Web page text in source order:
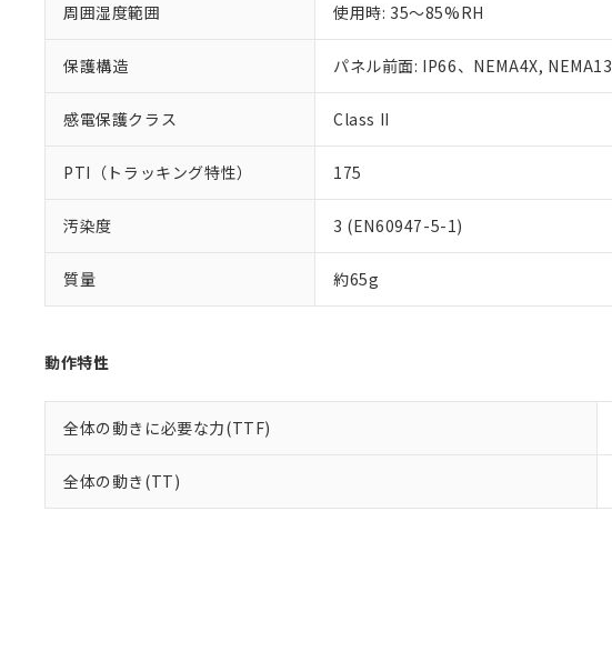
周囲湿度範囲 使用時: 35～85%RH
保護構造 パネル前面: IP66、NEMA4X, NEMA13
感電保護クラス Class II
PTI（トラッキング特性） 175
汚染度 3 (EN60947-5-1)
質量 約65g
動作特性
全体の動きに必要な力(TTF)
全体の動き(TT)